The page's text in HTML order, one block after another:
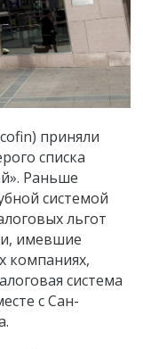
приняли
списка
Раньше
системой
льгот
имевшие
компаниях,
система
с Сан-